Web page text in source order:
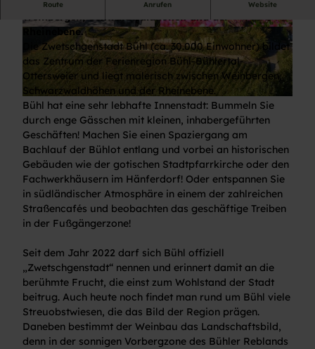
© Joachim Gerstner
© Stadt Bühl
Route Anrufen Website
Weinbergen, Schwarzwaldhöhen und der
Rheinebene.
Die Zwetschgenstadt Bühl (ca. 30.000 Einwohner) bildet
das Zentrum der Ferienregion Bühl-Bühlertal-
Ottersweier und liegt malerisch zwischen Weinbergen,
Schwarzwaldhöhen und der Rheinebene.
Bühl hat eine sehr lebhafte Innenstadt: Bummeln Sie
durch enge Gässchen mit kleinen, inhabergeführten
Geschäften! Machen Sie einen Spaziergang am
Bachlauf der Bühlot entlang und vorbei an historischen
Gebäuden wie der gotischen Stadtpfarrkirche oder den
Fachwerkhäusern im Hänferdorf! Oder entspannen Sie
in südländischer Atmosphäre in einem der zahlreichen
Straßencafés und beobachten das geschäftige Treiben
in der Fußgängerzone!
Seit dem Jahr 2022 darf sich Bühl offiziell
„Zwetschgenstadt“ nennen und erinnert damit an die
berühmte Frucht, die einst zum Wohlstand der Stadt
beitrug. Auch heute noch findet man rund um Bühl viele
Streuobstwiesen, die das Bild der Region prägen.
Daneben bestimmt der Weinbau das Landschaftsbild,
denn in der sonnigen Vorbergzone des Bühler Reblands